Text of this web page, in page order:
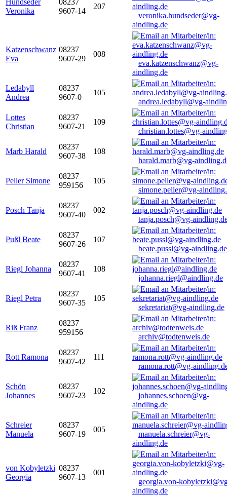
Hundseder
Veronika
08237
9607-14
207
veronika.hundseder@vg-
aindling.de
Katzenschwanz
Eva
08237
9607-29
008
eva.katzenschwanz@vg-
aindling.de
Ledabyll
Andrea
08237
9607-0
105
andrea.ledabyll@vg-
Lottes
Christian
08237
9607-21
109
christian.lottes@vg-
Marb Harald
08237
9607-38
108
harald.marb@vg-
Peller Simone
08237
959156
105
simone.peller@vg-
Posch Tanja
08237
9607-40
002
tanja.posch@vg-
Pußl Beate
08237
9607-26
107
beate.pussl@vg-aindling.de
Riegl Johanna
08237
9607-41
108
johanna.riegl@aindling.de
Riegl Petra
08237
9607-35
105
sekretariat@vg-aindling.de
Riß Franz
08237
959156
archiv@todtenweis.de
Rott Ramona
08237
9607-42
111
ramona.rott@vg-
Schön
Johannes
08237
9607-23
102
johannes.schoen@vg-
aindling.de
Schreier
Manuela
08237
9607-19
005
manuela.schreier@vg-
aindling.de
von Kobyletzki
Georgia
08237
9607-13
001
georgia.von-
aindling.de